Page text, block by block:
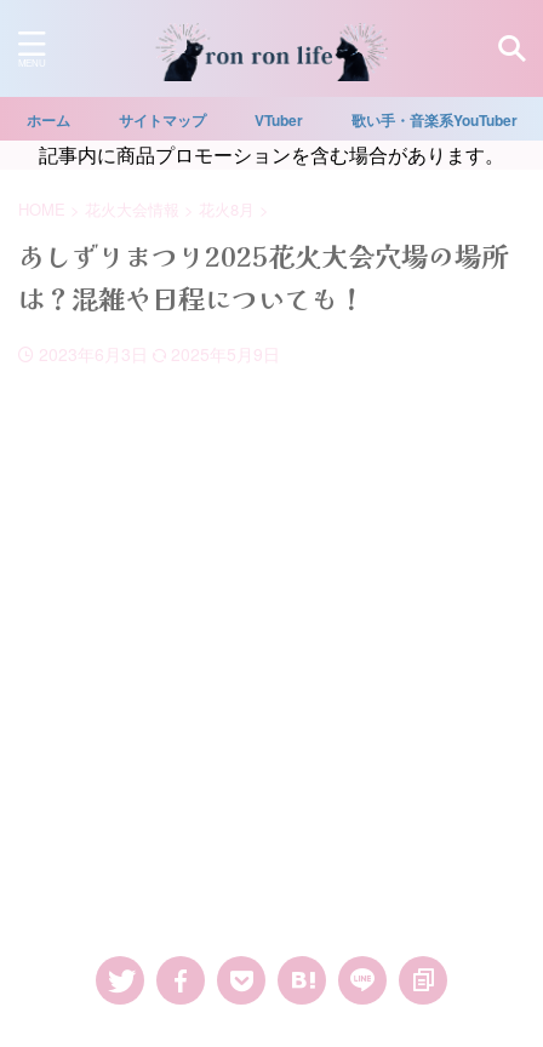
ホーム サイトマップ VTuber 歌い手・音楽系YouTuber
記事内に商品プロモーションを含む場合があります。
HOME > 花火大会情報 > 花火8月 >
あしずりまつり2025花火大会穴場の場所
は？混雑や日程についても！
2023年6月3日 2025年5月9日